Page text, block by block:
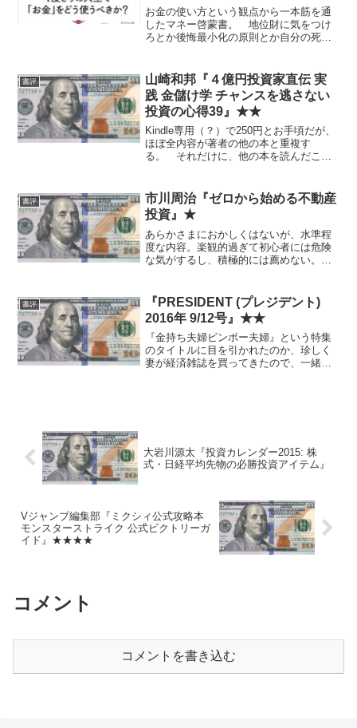
きか？』★★★
お金の使い方という観点から一本筋を通
したマネー啓蒙書。 地位財に気をつけ
ろとか後悔最小化の原則とか自分の死亡
いるような人間なら、タイトルからだい
たい内容は予想できる範囲...
書評
山崎和邦『４億円投資家直伝 実
践 金儲け学 チャンスを逃さない
投資の心得39』★★
Kindle専用（？）で250円とお手頃だが、
ほぼ全内容が著者の他の本と重複す
る。 それだけに、他の本を読んだこと
書評
市川周治『ゼロから始める不動産
投資』★
あらかさまにおかしくはないが、水準程
度な内容。楽観的過ぎて初心者には危険
な気がするし、積極的には薦めない。あ
書評
『PRESIDENT (プレジデント)
2016年 9/12号』★★
『金持ち夫婦ビンボー夫婦』という特集
のタイトルに目を引かれたのか、珍しく
妻が経済雑誌を買ってきたので、一緒に
大岩川源太『投資カレンダー2015: 株
式・日経平均先物の必勝投資アイテム』
Vジャンプ編集部『ミクシィ公式攻略本
モンスターストライク 公式ビクトリーガ
イド』★★★★
コメント
コメントを書き込む